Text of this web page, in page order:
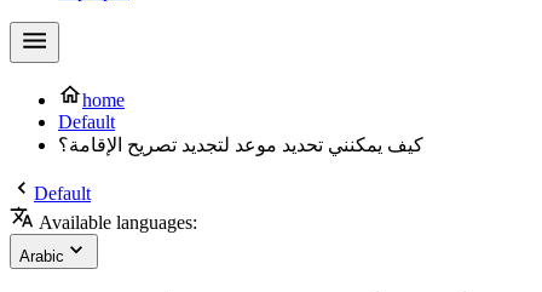
home
Default
كيف يمكنني تحديد موعد لتجديد تصريح الإقامة؟
Default
Available languages:
Arabic